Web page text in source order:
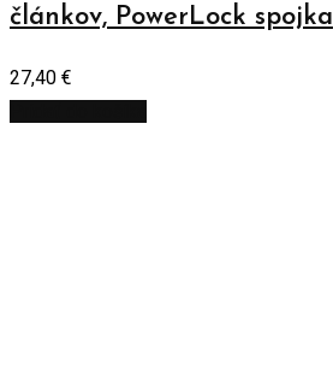
článkov, PowerLock spojka
27,40 €